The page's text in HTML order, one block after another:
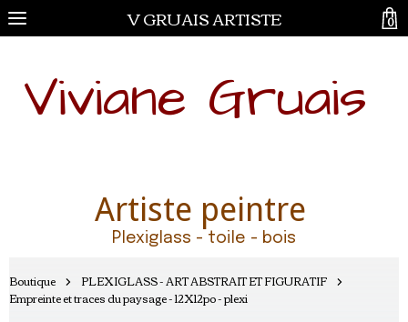
V GRUAIS ARTISTE
Viviane Gruais
Artiste peintre
Plexiglass - toile - bois
Boutique
PLEXIGLASS - ART ABSTRAIT ET FIGURATIF
Empreinte et traces du paysage - 12X12po - plexi
0